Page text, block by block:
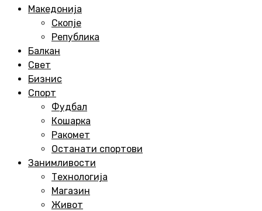
Македонија
Скопје
Република
Балкан
Свет
Бизнис
Спорт
Фудбал
Кошарка
Ракомет
Останати спортови
Занимливости
Технологија
Магазин
Живот